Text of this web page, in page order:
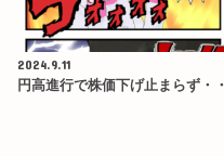
2024.9.11
円高進行で株価下げ止まらず・・